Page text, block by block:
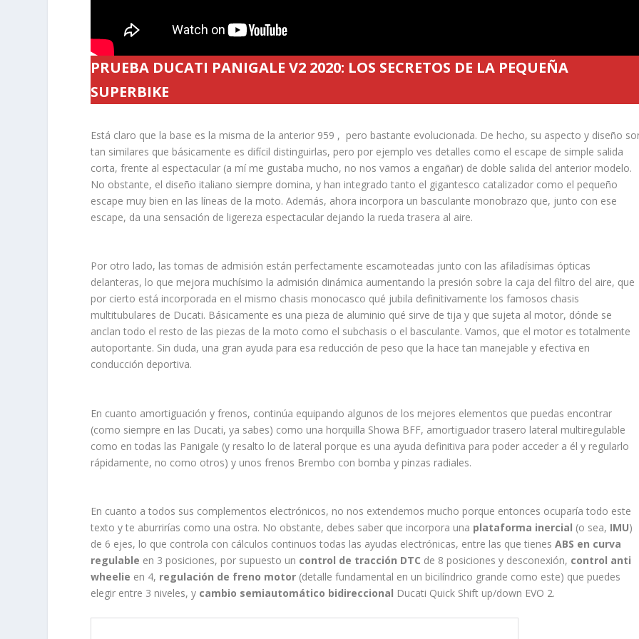
PRUEBA DUCATI PANIGALE V2 2020: LOS SECRETOS DE LA PEQUEÑA
SUPERBIKE
Está claro que la base es la misma de la anterior 959 , pero bastante evolucionada. De hecho, su aspecto y diseño
tan similares que básicamente es difícil distinguirlas, pero por ejemplo ves detalles como el escape de simple salida
corta, frente al espectacular (a mí me gustaba mucho, no nos vamos a engañar) de doble salida del anterior modelo.
No obstante, el diseño italiano siempre domina, y han integrado tanto el gigantesco catalizador como el pequeño
escape muy bien en las líneas de la moto. Además, ahora incorpora un basculante monobrazo que, junto con ese
escape, da una sensación de ligereza espectacular dejando la rueda trasera al aire.
Por otro lado, las tomas de admisión están perfectamente escamoteadas junto con las afiladísimas ópticas
delanteras, lo que mejora muchísimo la admisión dinámica aumentando la presión sobre la caja del filtro del aire, que
por cierto está incorporada en el mismo chasis monocasco qué jubila definitivamente los famosos chasis
multitubulares de Ducati. Básicamente es una pieza de aluminio qué sirve de tija y que sujeta al motor, dónde se
anclan todo el resto de las piezas de la moto como el subchasis o el basculante. Vamos, que el motor es totalmente
autoportante. Sin duda, una gran ayuda para esa reducción de peso que la hace tan manejable y efectiva en
conducción deportiva.
En cuanto amortiguación y frenos, continúa equipando algunos de los mejores elementos que puedas encontrar
(como siempre en las Ducati, ya sabes) como una horquilla Showa BFF, amortiguador trasero lateral multiregulable
como en todas las Panigale (y resalto lo de lateral porque es una ayuda definitiva para poder acceder a él y regularlo
rápidamente, no como otros) y unos frenos Brembo con bomba y pinzas radiales.
En cuanto a todos sus complementos electrónicos, no nos extendemos mucho porque entonces ocuparía todo este
texto y te aburrirías como una ostra. No obstante, debes saber que incorpora una plataforma inercial (o sea, IMU)
de 6 ejes, lo que controla con cálculos continuos todas las ayudas electrónicas, entre las que tienesABS en curva
regulable en 3 posiciones, por supuesto un control de tracción DTC de 8 posiciones y desconexión, control anti
wheelie en 4, regulación de freno motor (detalle fundamental en un bicilíndrico grande como este) que puedes
elegir entre 3 niveles, y cambio semiautomático bidireccional Ducati Quick Shift up/down EVO 2.